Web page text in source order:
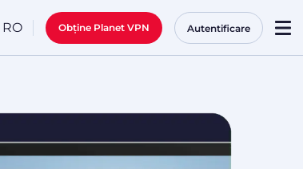
RO Obține Planet VPN Autentificare